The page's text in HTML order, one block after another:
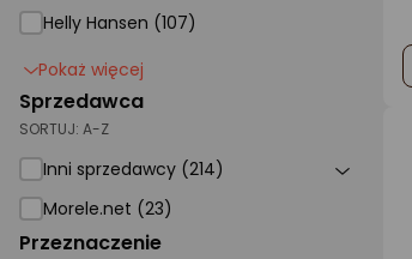
Helly Hansen (107)
Pokaż więcej
Sprzedawca
SORTUJ: A-Z
Inni sprzedawcy (214)
Morele.net (23)
Przeznaczenie